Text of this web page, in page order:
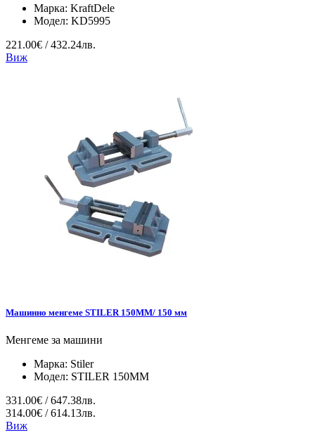
Марка: KraftDele
Модел: KD5995
221.00€ / 432.24лв.
Виж
Машинно менгеме STILER 150MM/ 150 мм
Менгеме за машини
Марка: Stiler
Модел: STILER 150MM
331.00€ / 647.38лв.
314.00€ / 614.13лв.
Виж